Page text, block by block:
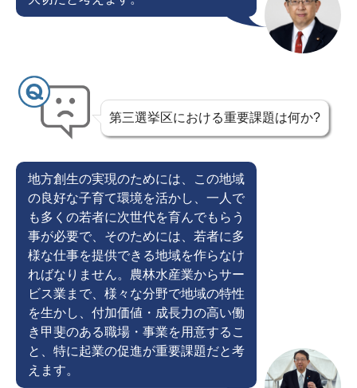
第三選挙区における重要課題は何か?
地方創生の実現のためには、この地域
の良好な子育て環境を活かし、一人で
も多くの若者に次世代を育んでもらう
事が必要で、そのためには、若者に多
様な仕事を提供できる地域を作らなけ
ればなりません。農林水産業からサー
ビス業まで、様々な分野で地域の特性
を生かし、付加価値・成長力の高い働
き甲斐のある職場・事業を用意するこ
と、特に起業の促進が重要課題だと考
えます。